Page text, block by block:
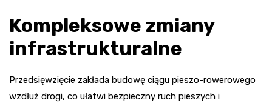
Kompleksowe zmiany
infrastrukturalne
Przedsięwzięcie zakłada budowę ciągu pieszo-rowerowego
wzdłuż drogi, co ułatwi bezpieczny ruch pieszych i